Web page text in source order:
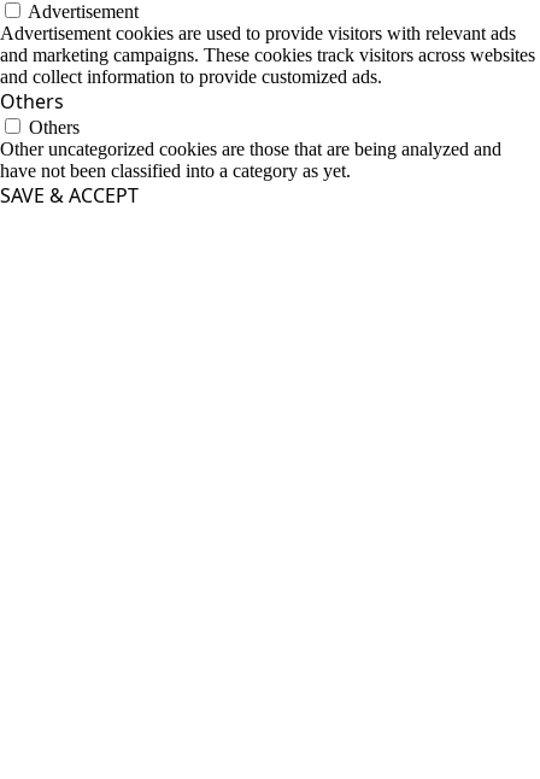
Advertisement
Advertisement cookies are used to provide visitors with relevant ads
and marketing campaigns. These cookies track visitors across websites
and collect information to provide customized ads.
Others
Others
Other uncategorized cookies are those that are being analyzed and
have not been classified into a category as yet.
SAVE & ACCEPT